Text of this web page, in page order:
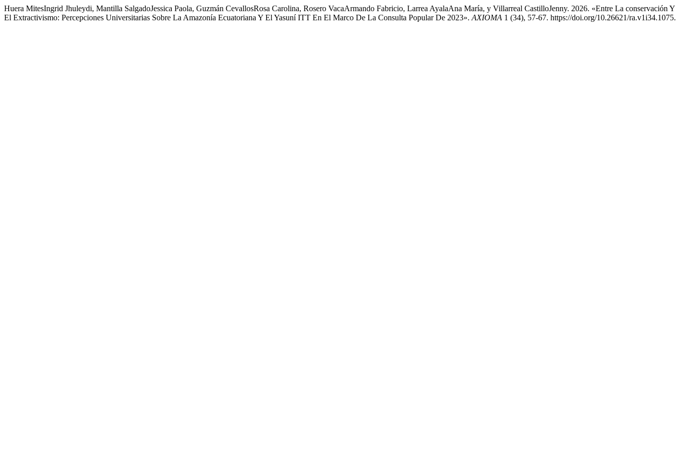
Huera MitesIngrid Jhuleydi, Mantilla SalgadoJessica Paola, Guzmán CevallosRosa Carolina, Rosero VacaArmando Fabricio, Larrea AyalaAna María, y Villarreal CastilloJenny. 2026. «Entre La conservación Y
El Extractivismo: Percepciones Universitarias Sobre La Amazonía Ecuatoriana Y El Yasuní ITT En El Marco De La Consulta Popular De 2023». AXIOMA 1 (34), 57-67. https://doi.org/10.26621/ra.v1i34.1075.